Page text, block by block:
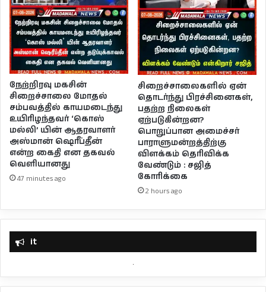
நேற்றிரவு மகசின்
சிறைச்சாலை மோதல்
சம்பவத்தில் காயமடைந்து
உயிரிழந்தவர் ‘கொஸ்
மல்லி’ யின் ஆதரவாளர்
அஸ்மான் ஷெரீப்தீன்
என்ற கைதி என தகவல்
வெளியானது
47 minutes ago
சிறைச்சாலைகளில் ஏன்
தொடர்ந்து பிரச்சினைகள்,
பதற்ற நிலைகள்
ஏற்படுகின்றன?
பொறுப்பான அமைச்சர்
பாராளுமன்றத்திற்கு
விளக்கம் தெரிவிக்க
வேண்டும் : சஜித்
கோரிக்கை
2 hours ago
it